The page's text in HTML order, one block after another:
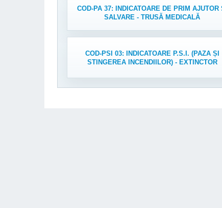
COD-PA 37: INDICATOARE DE PRIM AJUTOR
SALVARE - TRUSĂ MEDICALĂ
COD-PSI 03: INDICATOARE P.S.I. (PAZA ȘI
STINGEREA INCENDIILOR) - EXTINCTOR